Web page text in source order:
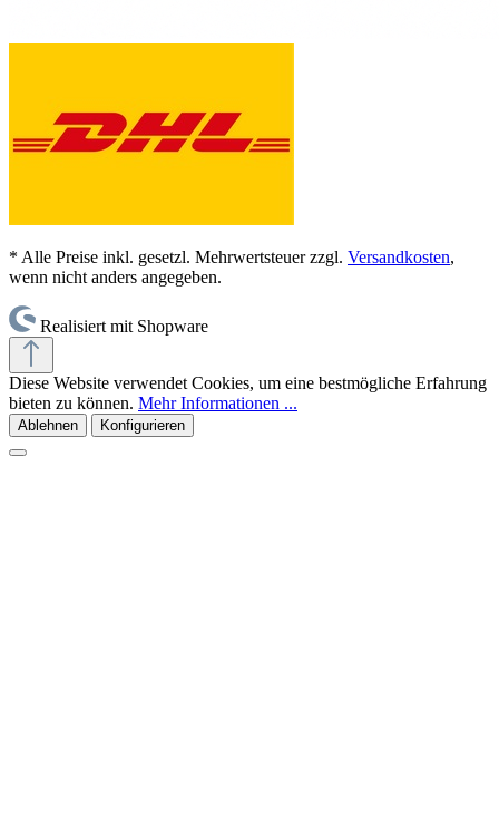
* Alle Preise inkl. gesetzl. Mehrwertsteuer zzgl. Versandkosten,
wenn nicht anders angegeben.
Realisiert mit Shopware
Diese Website verwendet Cookies, um eine bestmögliche Erfahrung
bieten zu können. Mehr Informationen ...
Ablehnen Konfigurieren